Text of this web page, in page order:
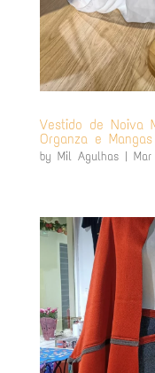
Vestido de Noiva
Organza e
by Mil Agulhas|